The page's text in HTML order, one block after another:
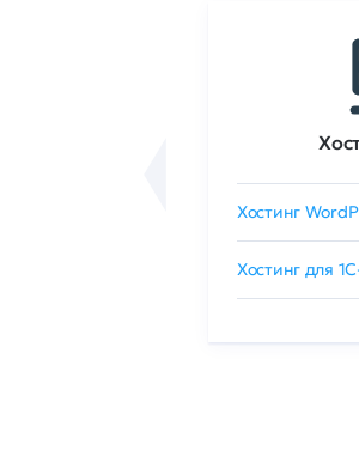
Хостинг
Хостинг для